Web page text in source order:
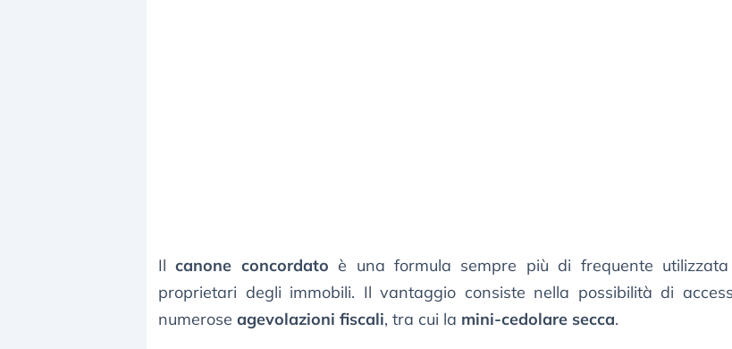
Ilcanone concordato è una formula sempre più di frequente
proprietari degli immobili. Il vantaggio consiste nella possibilità di
numerose agevolazioni fiscali, tra cui la mini-cedolare secca.